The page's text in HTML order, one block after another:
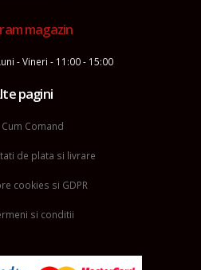
magazin
- Vineri - 11:00 - 15:00
pagini
Cum Comand
de plata si livrare
cookies si GDPR
si conditii